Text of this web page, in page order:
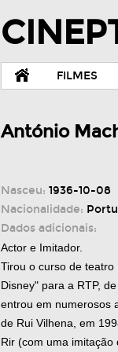
FILMES
António
Nasceu: 1936-10-08
Nacionalidade:
Dados adicionais:
Actor e Imitador.
Tirou o curso de
Disney" para a RTP,
entrou em numerosos
de Rui Vilhena, em
Rir (com uma